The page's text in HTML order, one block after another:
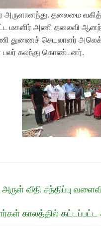
அருளானந்து, தலைமை
மகளிர் அணி தலைவி
துணைச் செயலாளர்
பலர் கலந்து கொண்டனர்.
வீதி சந்திப்பு
காலத்தில் கட்டப்பட்ட